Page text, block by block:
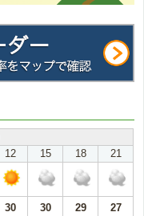
12 15 18 21
30 30 29
27